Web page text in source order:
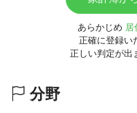
あらかじめ 居
正確に登録い
正しい判定が出
分野